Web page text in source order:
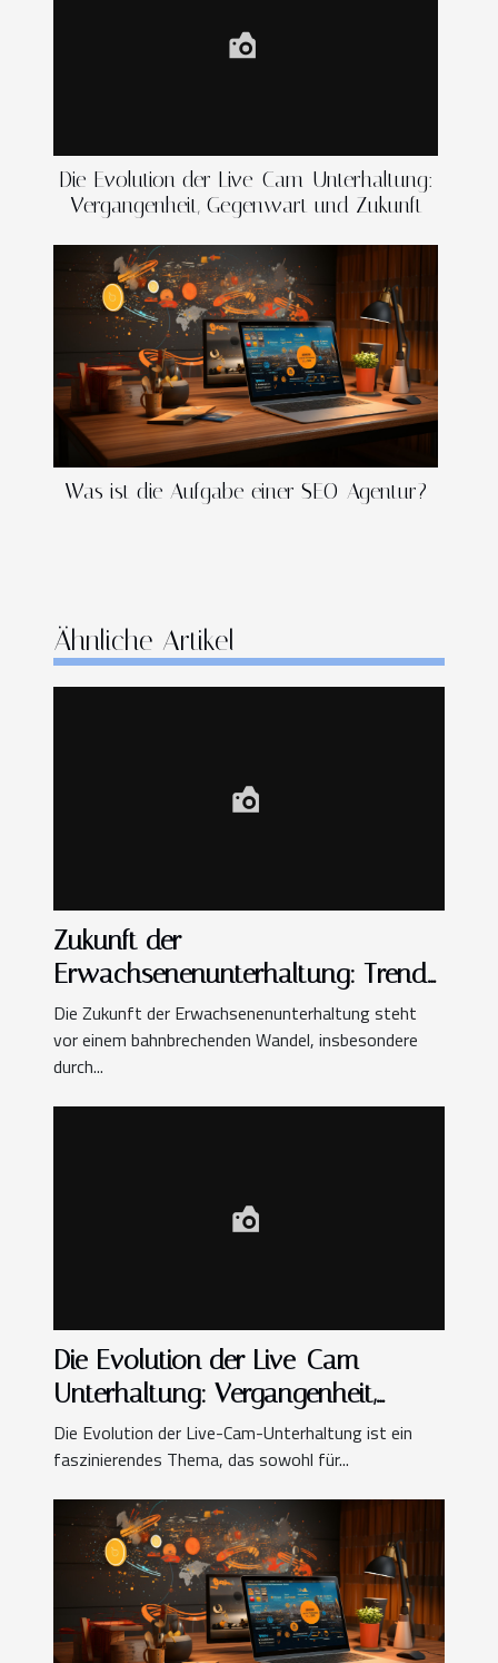
Die Evolution der Live-Cam-Unterhaltung:
Vergangenheit, Gegenwart und Zukunft
Was ist die Aufgabe einer SEO-Agentur?
Ähnliche Artikel
Zukunft der
Erwachsenenunterhaltung: Trends
in virtuellen Sexspielen
Die Zukunft der Erwachsenenunterhaltung steht
vor einem bahnbrechenden Wandel, insbesondere
durch...
Die Evolution der Live-Cam-
Unterhaltung: Vergangenheit,
Gegenwart und Zukunft
Die Evolution der Live-Cam-Unterhaltung ist ein
faszinierendes Thema, das sowohl für...